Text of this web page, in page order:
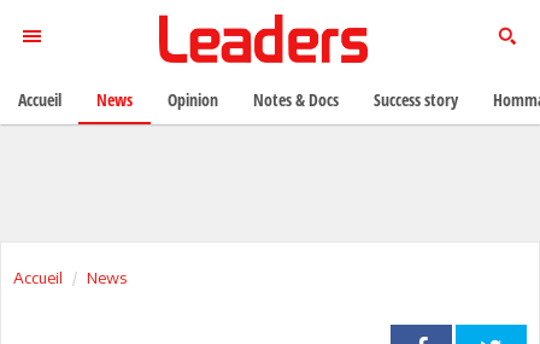
Accueil News
Accueil News Opinion Notes & Docs Success story